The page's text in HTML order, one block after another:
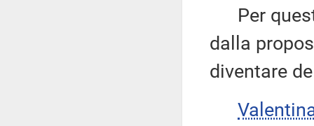
Per
dalla
diventare